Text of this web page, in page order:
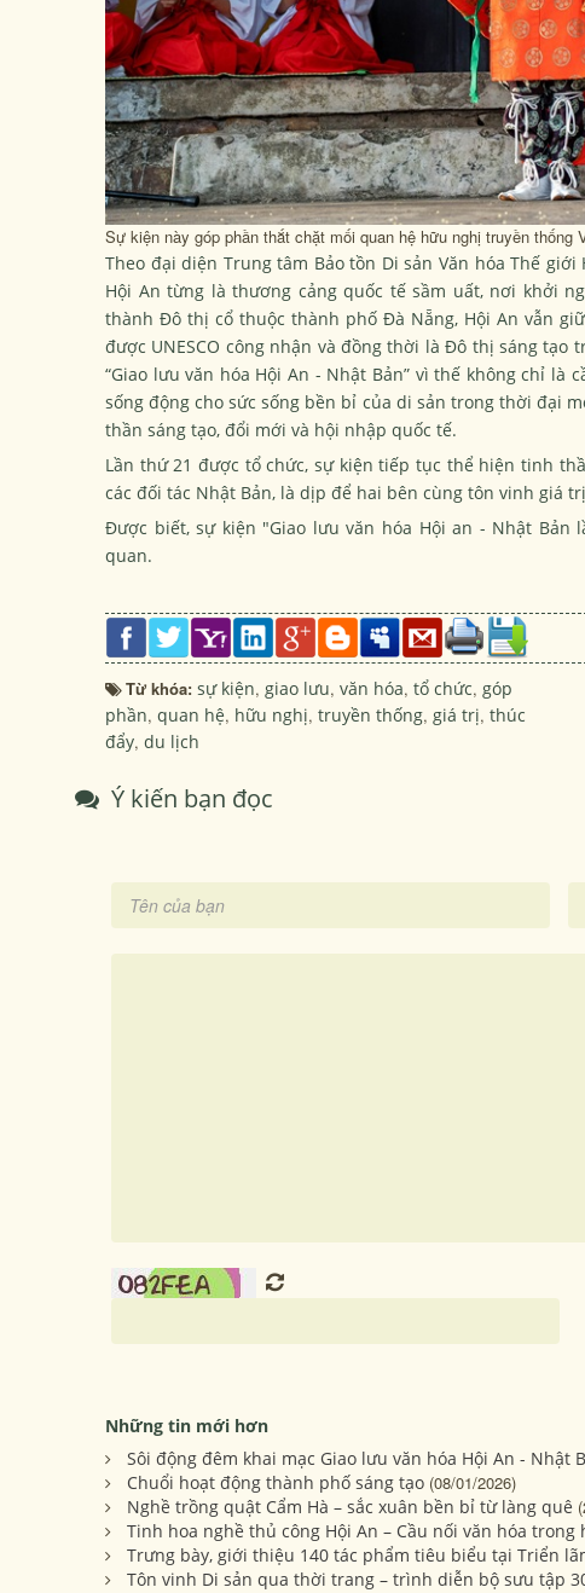
Sự kiện này góp phần thắt chặt mối quan hệ hữu nghị truyền thống
Theo đại diện Trung tâm Bảo tồn Di sản Văn hóa Thế
Hội An từng là thương cảng quốc tế sầm uất, nơi khởi
thành Đô thị cổ thuộc thành phố Đà Nẵng, Hội An vẫn
được UNESCO công nhận và đồng thời là Đô thị sáng
“Giao lưu văn hóa Hội An - Nhật Bản” vì thế không chỉ
sống động cho sức sống bền bỉ của di sản trong thời đại
thần sáng tạo, đổi mới và hội nhập quốc tế.
Lần thứ 21 được tổ chức, sự kiện tiếp tục thể hiện tinh
các đối tác Nhật Bản, là dịp để hai bên cùng tôn vinh giá
Được biết, sự kiện "Giao lưu văn hóa Hội an - Nhật
quan.
Từ khóa: sự kiện, giao lưu, văn hóa, tổ chức, góp
phần, quan hệ, hữu nghị, truyền thống, giá trị, thúc
đẩy, du lịch
Ý kiến bạn đọc
Những tin mới hơn
Sôi động đêm khai mạc Giao lưu văn hóa Hội An - Nhật
Chuổi hoạt động thành phố sáng tạo (08/01/2026)
Nghề trồng quật Cẩm Hà – sắc xuân bền bỉ từ làng quê
Tinh hoa nghề thủ công Hội An – Cầu nối văn hóa
Trưng bày, giới thiệu 140 tác phẩm tiêu biểu tại Triển
Tôn vinh Di sản qua thời trang – trình diễn bộ sưu tập